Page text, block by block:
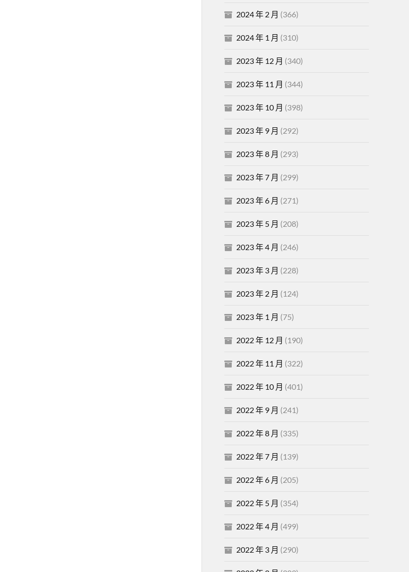
2024 年 2 月 (366)
2024 年 1 月 (310)
2023 年 12 月 (340)
2023 年 11 月 (344)
2023 年 10 月 (398)
2023 年 9 月 (292)
2023 年 8 月 (293)
2023 年 7 月 (299)
2023 年 6 月 (271)
2023 年 5 月 (208)
2023 年 4 月 (246)
2023 年 3 月 (228)
2023 年 2 月 (124)
2023 年 1 月 (75)
2022 年 12 月 (190)
2022 年 11 月 (322)
2022 年 10 月 (401)
2022 年 9 月 (241)
2022 年 8 月 (335)
2022 年 7 月 (139)
2022 年 6 月 (205)
2022 年 5 月 (354)
2022 年 4 月 (499)
2022 年 3 月 (290)